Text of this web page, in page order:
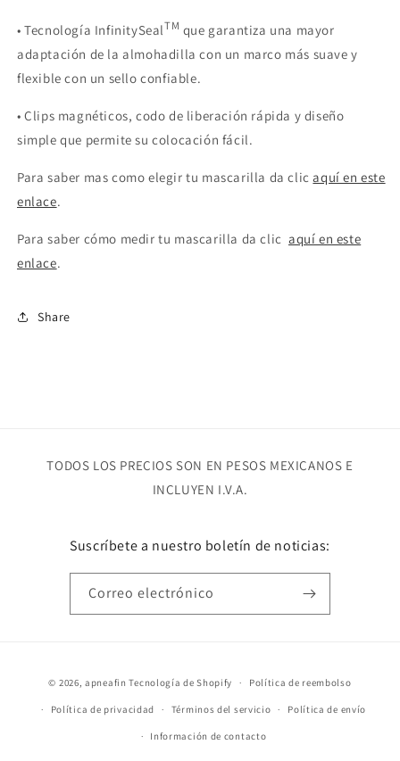
•Tecnología InfinitySealTM que garantiza una mayor
adaptación de la almohadilla con un marco más suave y
flexible con un sello confiable.
•Clips magnéticos, codo de liberación rápida y diseño
simple que permite su colocación fácil.
Para saber mas como elegir tu mascarilla da clicaquí en este
enlace.
Para saber cómo medir tu mascarilla da clicaquí en este
enlace.
Share
TODOS LOS PRECIOS SON EN PESOS MEXICANOS E
INCLUYEN I.V.A.
Suscríbete a nuestro boletín de noticias:
Correo electrónico
de
pago
© 2026,apneafin Tecnología de Shopify Política de reembolso
Política de privacidad Términos del servicio Política de envío
Información de contacto